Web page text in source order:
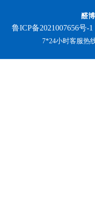
醛
鲁ICP备2021007656号-1
7*24小时客服热